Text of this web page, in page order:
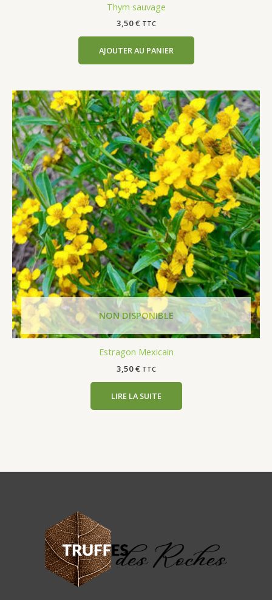
Thym sauvage
3,50€ TTC
AJOUTER AU PANIER
Estragon Mexicain
3,50€ TTC
LIRE LA SUITE